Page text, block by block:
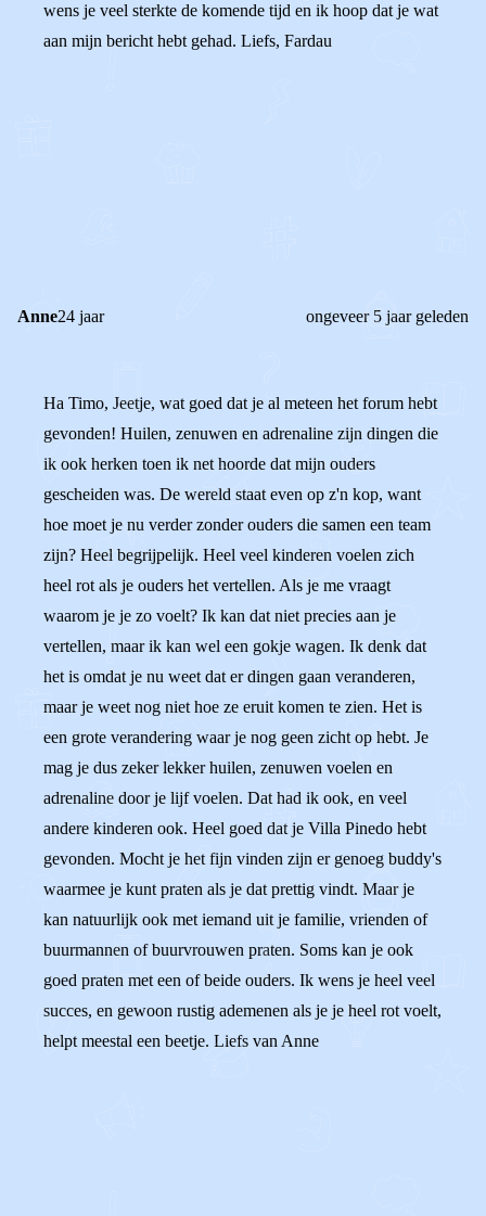
wens je veel sterkte de komende tijd en ik hoop dat je wat
aan mijn bericht hebt gehad. Liefs, Fardau
Anne24 jaar ongeveer 5 jaar geleden
Ha Timo, Jeetje, wat goed dat je al meteen het forum hebt
gevonden! Huilen, zenuwen en adrenaline zijn dingen die
ik ook herken toen ik net hoorde dat mijn ouders
gescheiden was. De wereld staat even op z'n kop, want
hoe moet je nu verder zonder ouders die samen een team
zijn? Heel begrijpelijk. Heel veel kinderen voelen zich
heel rot als je ouders het vertellen. Als je me vraagt
waarom je je zo voelt? Ik kan dat niet precies aan je
vertellen, maar ik kan wel een gokje wagen. Ik denk dat
het is omdat je nu weet dat er dingen gaan veranderen,
maar je weet nog niet hoe ze eruit komen te zien. Het is
een grote verandering waar je nog geen zicht op hebt. Je
mag je dus zeker lekker huilen, zenuwen voelen en
adrenaline door je lijf voelen. Dat had ik ook, en veel
andere kinderen ook. Heel goed dat je Villa Pinedo hebt
gevonden. Mocht je het fijn vinden zijn er genoeg buddy's
waarmee je kunt praten als je dat prettig vindt. Maar je
kan natuurlijk ook met iemand uit je familie, vrienden of
buurmannen of buurvrouwen praten. Soms kan je ook
goed praten met een of beide ouders. Ik wens je heel veel
succes, en gewoon rustig ademenen als je je heel rot voelt,
helpt meestal een beetje. Liefs van Anne